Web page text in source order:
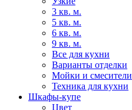
3 кв. м.
5 кв. м.
6 кв. м.
9 кв. м.
Все для кухни
Варианты отделки
Мойки и смесители
Техника для кухни
Шкафы-купе
Цвет